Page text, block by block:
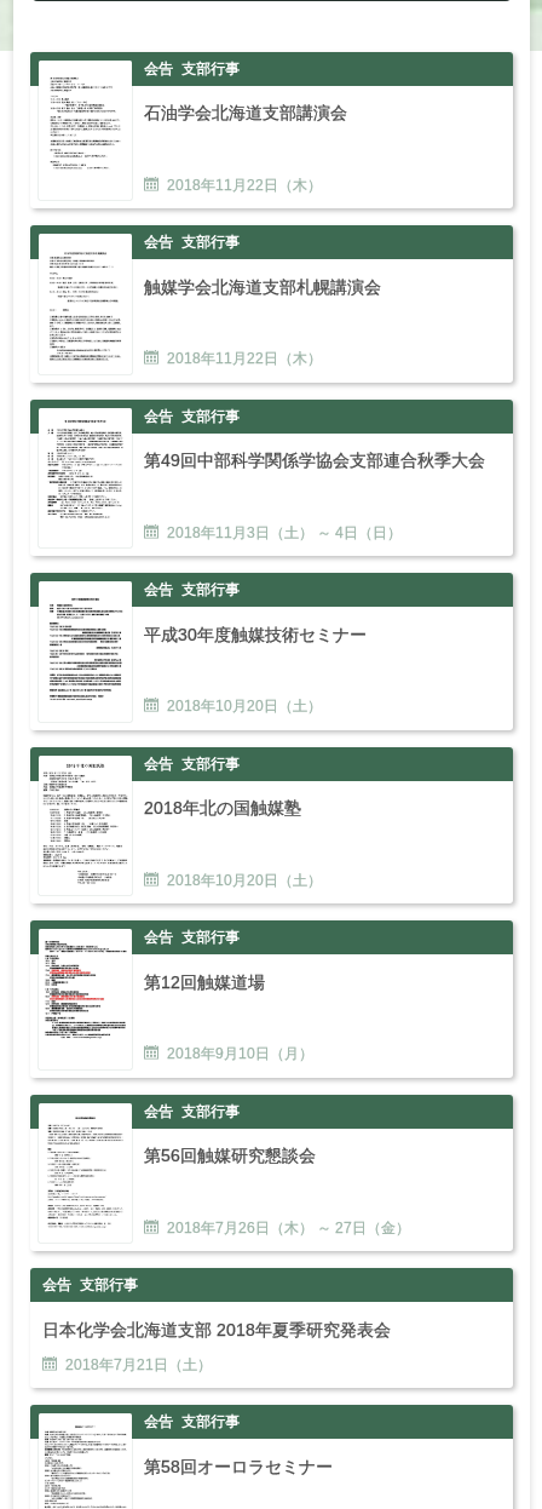
会告 支部行事
石油学会北海道支部講演会
2018年11 月22日（木）
会告 支部行事
触媒学会北海道支部札幌講演会
2018年11月 22日（木）
会告 支部行事
第49回中部科学関係学協会支部連合秋季大会
2018年11 月3日（土） ～ 4日（日）
会告 支部行事
平成30年度触媒技術セミナー
2018年10月 20日（土）
会告 支部行事
2018年北の国触媒塾
2018年10月20日（土）
会告 支部行事
第12回触媒道場
2018年9月 10日（月）
会告 支部行事
第56回触媒研究懇談会
2018年7月26日（木） ～ 27日（金）
会告 支部行事
日本化学会北海道支部 2018年夏季研究発表会
2018年7月21 日（土）
会告 支部行事
第58回オーロラセミナー